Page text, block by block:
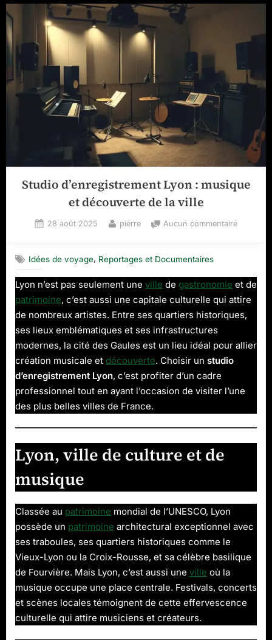
Studio d’enregistrement Lyon : musique
et découverte de la ville
Posted
28 août 2025 By
pierre Aucun commentairesur
musique
et
ville
Idées de voyage, Reportages et Documentaires
Lyon n’est pas seulement une ville de gastronomie et de
patrimoine, c’est aussi une capitale culturelle qui attire
de nombreux artistes. Entre ses quartiers historiques,
ses lieux emblématiques et ses infrastructures
modernes, la cité des Gaules est un lieu idéal pour allier
création musicale et découverte. Choisir un studio
d’enregistrement Lyon, c’est profiter d’un cadre
professionnel tout en ayant l’occasion de visiter l’une
des plus belles villes de France.
Lyon, ville de culture et de
musique
Classée au patrimoine mondial de l’UNESCO, Lyon
possède un patrimoine architectural exceptionnel avec
ses traboules, ses quartiers historiques comme le
Vieux-Lyon ou la Croix-Rousse, et sa célèbre basilique
de Fourvière. Mais Lyon, c’est aussi une ville où la
musique occupe une place centrale. Festivals, concerts
et scènes locales témoignent de cette effervescence
culturelle qui attire musiciens et créateurs.